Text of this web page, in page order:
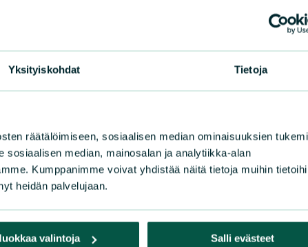
Yksityiskohdat Tietoja
räätälöimiseen, sosiaalisen median ominaisuuksien
median, mainosalan ja analytiikka-alan
Kumppanimme voivat yhdistää näitä tietoja muihin
heidän palvelujaan.
valintoja Salli evästeet